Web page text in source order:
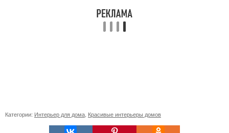
Категории: Интерьер для дома Красивые интерьеры домов